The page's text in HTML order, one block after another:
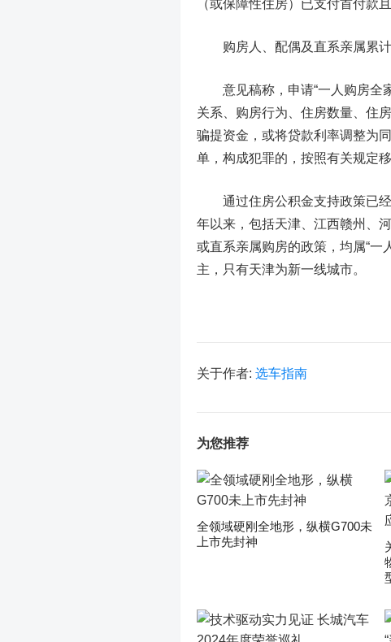
（或保障性住房）已支付首付款
购房人、配偶及直系亲属累计
意见稿称，申请“一人购房全家
关系、购房行为、住房数量、住
骗提资金，或将贷款利率调整为
单，构成犯罪的，按照有关规定
通过住房公积金支持政策已经
年以来，包括天津、江西赣州、
或直系亲属购房的政策，均属“一
主，只有天津为新一线城市。
关于作者: 选车指南
为您推荐
全领域硬刚全地形，纵横G700未
上市先封神